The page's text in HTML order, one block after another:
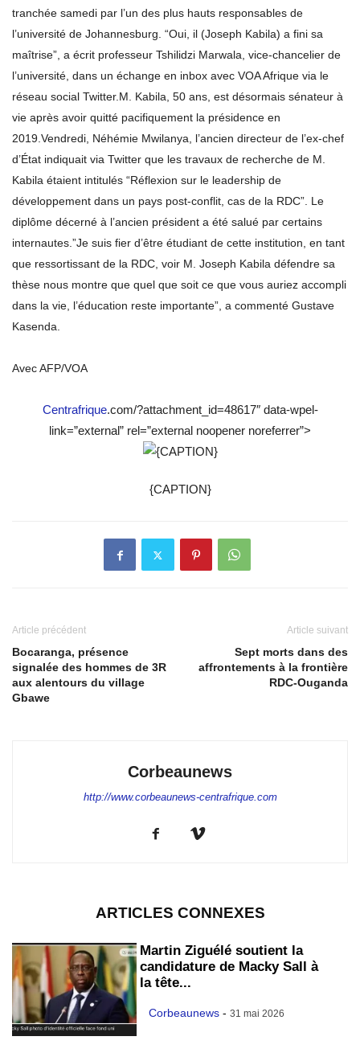
tranchée samedi par l’un des plus hauts responsables de
l’université de Johannesburg. “Oui, il (Joseph Kabila) a fini sa
maîtrise”, a écrit professeur Tshilidzi Marwala, vice-chancelier de
l’université, dans un échange en inbox avec VOA Afrique via le
réseau social Twitter.M. Kabila, 50 ans, est désormais sénateur à
vie après avoir quitté pacifiquement la présidence en
2019.Vendredi, Néhémie Mwilanya, l’ancien directeur de l’ex-chef
d’État indiquait via Twitter que les travaux de recherche de M.
Kabila étaient intitulés “Réflexion sur le leadership de
développement dans un pays post-conflit, cas de la RDC”. Le
diplôme décerné à l’ancien président a été salué par certains
internautes.”Je suis fier d’être étudiant de cette institution, en tant
que ressortissant de la RDC, voir M. Joseph Kabila défendre sa
thèse nous montre que quel que soit ce que vous auriez accompli
dans la vie, l’éducation reste importante”, a commenté Gustave
Kasenda.
Avec AFP/VOA
Centrafrique.com/?attachment_id=48617″ data-wpel-
link=”external” rel=”external noopener noreferrer”>
{CAPTION}
Article précédent
Bocaranga, présence
signalée des hommes de 3R
aux alentours du village
Gbawe
Article suivant
Sept morts dans des
affrontements à la frontière
RDC-Ouganda
Corbeaunews
http://www.corbeaunews-centrafrique.com
ARTICLES CONNEXES
Martin Ziguélé soutient la
candidature de Macky Sall à
la tête...
Corbeaunews - 31 mai 2026